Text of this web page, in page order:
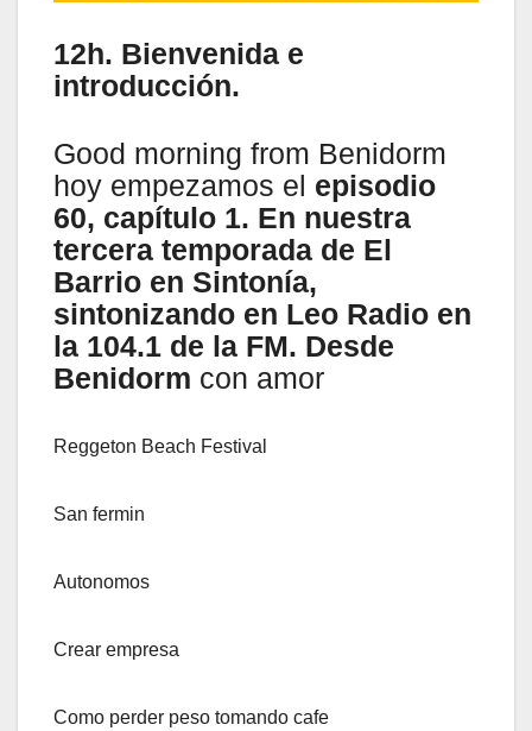
12h. Bienvenida e
introducción.
Good morning from Benidorm
hoy empezamos el episodio
60, capítulo 1. En nuestra
tercera temporada de El
Barrio en Sintonía,
sintonizando en Leo Radio en
la 104.1 de la FM. Desde
Benidorm con amor
Reggeton Beach Festival
San fermin
Autonomos
Crear empresa
Como perder peso tomando cafe